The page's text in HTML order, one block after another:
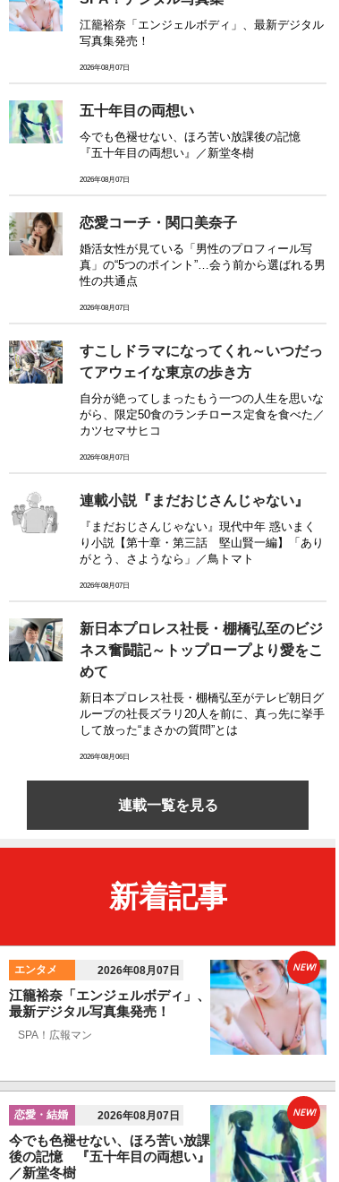
江籠裕奈「エンジェルボディ」、最新デジタル
写真集発売！
2026年08月07日
五十年目の両想い
今でも色褪せない、ほろ苦い放課後の記憶
『五十年目の両想い』／新堂冬樹
2026年08月07日
恋愛コーチ・関口美奈子
婚活女性が見ている「男性のプロフィール写
真」の“5つのポイント”…会う前から選ばれる男
性の共通点
2026年08月07日
すこしドラマになってくれ～いつだっ
てアウェイな東京の歩き方
自分が絶ってしまったもう一つの人生を思いな
がら、限定50食のランチロース定食を食べた／
カツセマサヒコ
2026年08月07日
連載小説『まだおじさんじゃない』
『まだおじさんじゃない』現代中年 惑いまく
り小説【第十章・第三話 堅山賢一編】「あり
がとう、さようなら」／鳥トマト
2026年08月07日
新日本プロレス社長・棚橋弘至のビジ
ネス奮闘記～トップロープより愛をこ
めて
新日本プロレス社長・棚橋弘至がテレビ朝日グ
ループの社長ズラリ20人を前に、真っ先に挙手
して放った“まさかの質問”とは
2026年08月06日
連載一覧を見る
新着記事
エンタメ 2026年08月07日
江籠裕奈「エンジェルボディ」、
最新デジタル写真集発売！
SPA！広報マン
NEW!
恋愛・結婚 2026年08月07日
今でも色褪せない、ほろ苦い放課
後の記憶 『五十年目の両想い』
／新堂冬樹
NEW!